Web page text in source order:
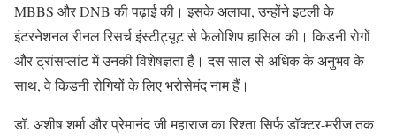
MBBS और DNB की पढ़ाई की। इसके अलावा, उन्होंने इटली के
इंटरनेशनल रीनल रिसर्च इंस्टीट्यूट से फेलोशिप हासिल की। किडनी रोगों
और ट्रांसप्लांट में उनकी विशेषज्ञता है। दस साल से अधिक के अनुभव के
साथ, वे किडनी रोगियों के लिए भरोसेमंद नाम हैं।
डॉ. अशीष शर्मा और प्रेमानंद जी महाराज का रिश्ता सिर्फ डॉक्टर-मरीज तक